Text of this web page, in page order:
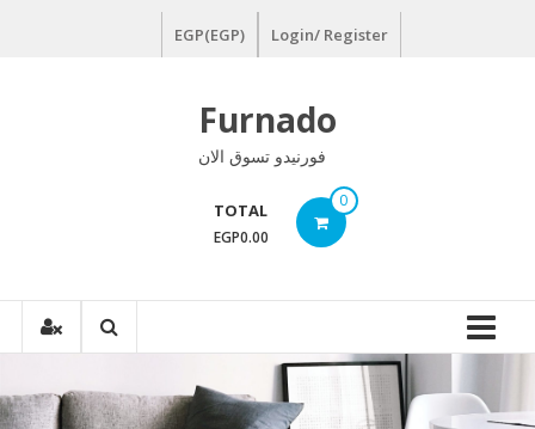
Login/ Register
EGP(EGP)
Furnado
فورنيدو تسوق الان
0
TOTAL
EGP0.00